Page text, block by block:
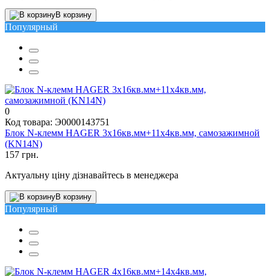
В корзину
Популярный
0
Код товара: Э0000143751
Блок N-клемм HAGER 3x16кв.мм+11x4кв.мм, самозажимной
(KN14N)
157 грн.
Актуальну ціну дізнавайтесь в менеджера
В корзину
Популярный